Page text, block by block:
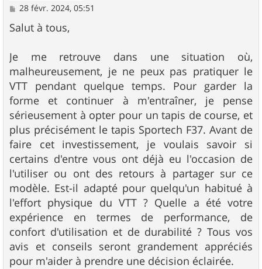
M
s
s
g
e
28 févr. 2024, 05:51
Salut à tous,
Je me retrouve dans une situation où,
malheureusement, je ne peux pas pratiquer le
VTT pendant quelque temps. Pour garder la
forme et continuer à m'entraîner, je pense
sérieusement à opter pour un tapis de course, et
plus précisément le tapis Sportech F37. Avant de
faire cet investissement, je voulais savoir si
certains d'entre vous ont déjà eu l'occasion de
l'utiliser ou ont des retours à partager sur ce
modèle. Est-il adapté pour quelqu'un habitué à
l'effort physique du VTT ? Quelle a été votre
expérience en termes de performance, de
confort d'utilisation et de durabilité ? Tous vos
avis et conseils seront grandement appréciés
pour m'aider à prendre une décision éclairée.